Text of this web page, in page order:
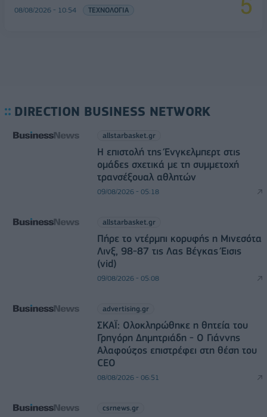
08/08/2026 - 10:54 ΤΕΧΝΟΛΟΓΙΑ
DIRECTION BUSINESS NETWORK
allstarbasket.gr
Η επιστολή της Ένγκελμπερτ στις
ομάδες σχετικά με τη συμμετοχή
τρανσέξουαλ αθλητών
09/08/2026 - 05:18
allstarbasket.gr
Πήρε το ντέρμπι κορυφής η Μινεσότα
Λινξ, 98-87 τις Λας Βέγκας Έισις
(vid)
09/08/2026 - 05:08
advertising.gr
ΣΚΑΪ: Ολοκληρώθηκε η θητεία του
Γρηγόρη Δημητριάδη - Ο Γιάννης
Αλαφούζος επιστρέφει στη θέση του
CEO
08/08/2026 - 06:51
csrnews.gr